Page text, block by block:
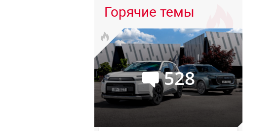
Горячие темы
528